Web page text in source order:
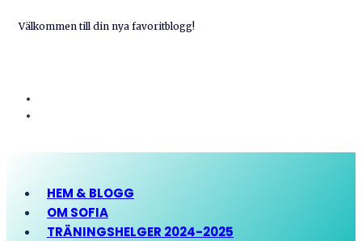
Välkommen till din nya favoritblogg!
HEM & BLOGG
OM SOFIA
TRÄNINGSHELGER 2024-2025